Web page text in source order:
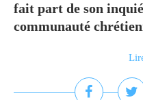
fait part de son
communauté